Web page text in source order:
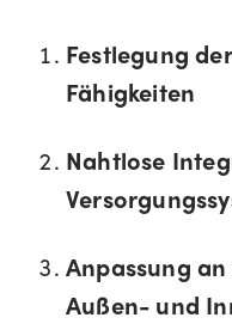
Festlegung
Fähigkeiten
Nahtlose
Anpassung
Außen- und